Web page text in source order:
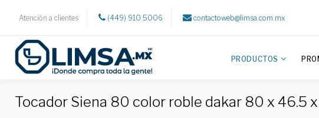
Atención a clientes (449) 910 5006 contactoweb@limsa.com.mx
PRODUCTOS
Tocador Siena 80 color roble dakar 80 x 46.5